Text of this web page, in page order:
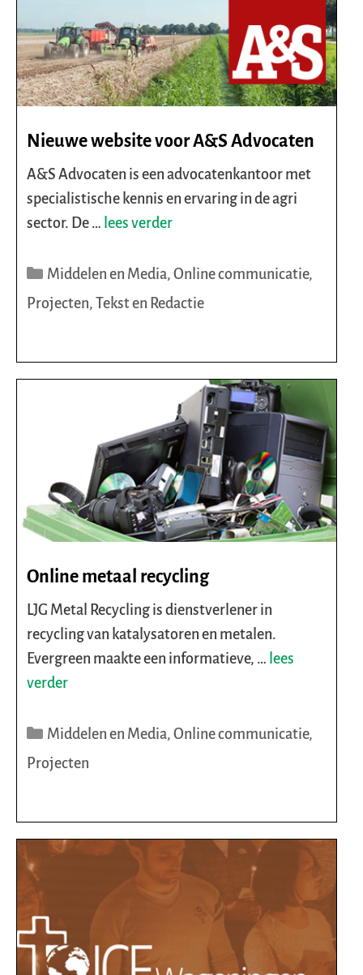
Nieuwe website voor A&S Advocaten
A&S Advocaten is een advocatenkantoor met
specialistische kennis en ervaring in de agri
sector. De … lees verder
Categorieën
Middelen en Media, Online communicatie,
Projecten, Tekst en Redactie
Online metaal recycling
LJG Metal Recycling is dienstverlener in
recycling van katalysatoren en metalen.
Evergreen maakte een informatieve, … lees
verder
Categorieën
Middelen en Media, Online communicatie,
Projecten